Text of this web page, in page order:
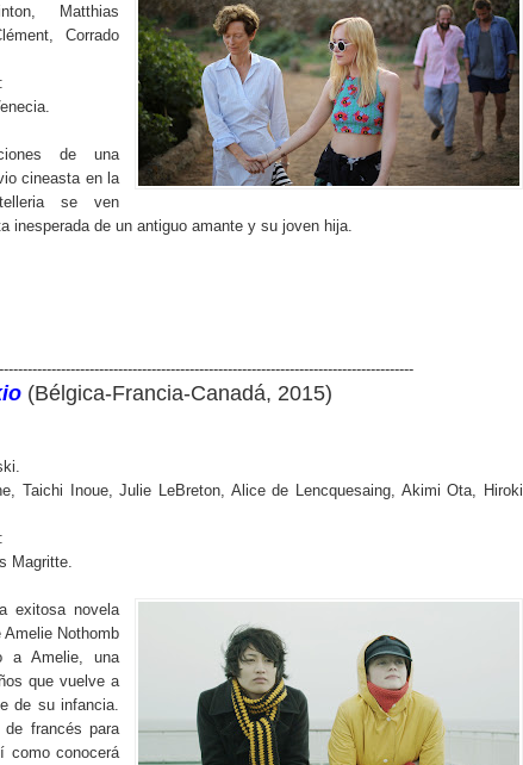
Matthias
Corrado
:
de una
cineasta en la
se ven
inesperada de un antiguo amante y su joven hija.
(Bélgica-Francia-Canadá, 2015)
Taichi Inoue, Julie LeBreton, Alice de Lencquesaing, Akimi Ota, Hiroki
:
Magritte.
exitosa novela
Nothomb
a Amelie, una
que vuelve a
de su infancia.
francés para
como conocerá